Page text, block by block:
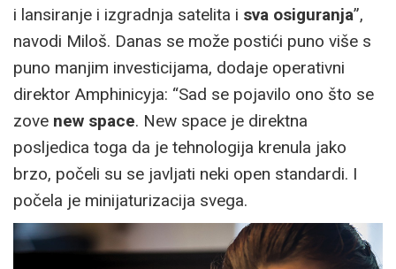
i lansiranje i izgradnja satelita i sva osiguranja”,
navodi Miloš. Danas se može postići puno više s
puno manjim investicijama, dodaje operativni
direktor Amphinicyja: “Sad se pojavilo ono što se
zove new space. New space je direktna
posljedica toga da je tehnologija krenula jako
brzo, počeli su se javljati neki open standardi. I
počela je minijaturizacija svega.